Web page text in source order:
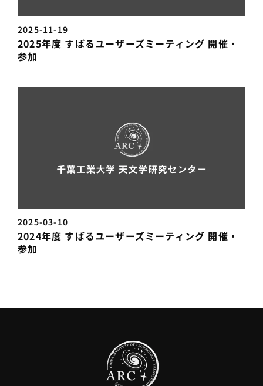
2025-11-19
2025年度 すばるユーザーズミーティング 開催・
参加
2025-03-10
2024年度 すばるユーザーズミーティング 開催・
参加